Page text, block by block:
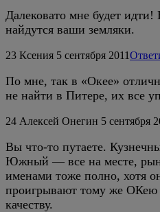
Далековато мне будет
найдутся ваши земляки.
23 Ксения 5 сентября 2011
По мне, так в «Окее»
не найти в Питере, их все
24 Алексей Онегин 5 сентября
Вы что-то путаете.
Южный — все на месте,
именами тоже полно, хотя
проигрывают тому же ОКею
качеству.